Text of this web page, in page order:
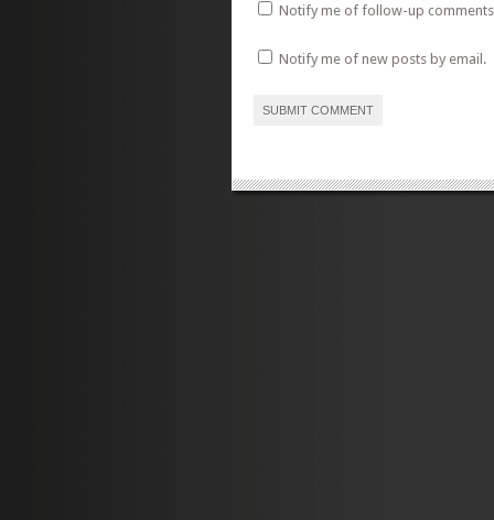
Notify me of follow-up
Notify me of new posts by email.